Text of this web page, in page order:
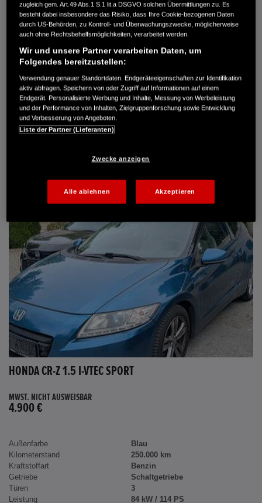
Hubraum
1.339 cm³
Erstzulassung
10.2007
Bauart
Limousine
AUTO HARKE GMBH
Randersweide 59-63
21035 Hamburg
+49 40 735 935 0
DETAILS
HONDA CR-Z 1.5 I-VTEC SPORT
MWST. NICHT AUSWEISBAR
4.900 €
Außenfarbe
Blau
Kilometerstand
250.000 km
Kraftstoffart
Benzin
Getriebe
Schaltgetriebe
Türen
3
Leistung
84 kW / 114 PS
zugleich gem. Art.49 Abs.1 S.1 lit.a DSGVO solchen Übermittlungen zu. Es
besteht dabei insbesondere das Risiko, dass Ihre Cookie-bezogenen Daten
durch US-Behörden, zu Kontroll- und Überwachungszwecke, möglicherweise
auch ohne Rechtsbehelfsmöglichkeiten, verarbeitet werden.
Wir und unsere Partner verarbeiten Daten, um
Folgendes bereitzustellen:
Verwendung genauer Standortdaten. Endgeräteeigenschaften zur Identifikation
aktiv abfragen. Speichern von oder Zugriff auf Informationen auf einem
Endgerät. Personalisierte Werbung und Inhalte, Messung von Werbeleistung
und der Performance von Inhalten, Zielgruppenforschung sowie Entwicklung
und Verbesserung von Angeboten.
Liste der Partner (Lieferanten)
Zwecke anzeigen
Alle ablehnen Akzeptieren